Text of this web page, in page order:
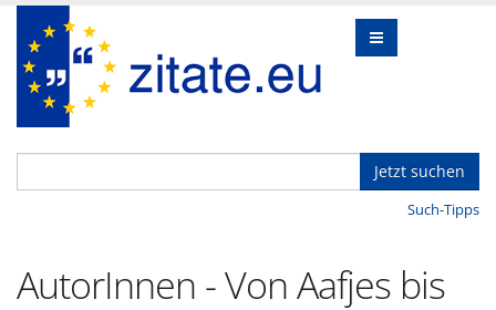
Jetzt suchen
Such-Tipps
AutorInnen - Von Aafjes bis